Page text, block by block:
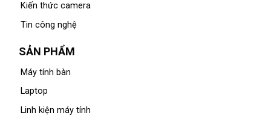
Kiến thức camera
Tin công nghệ
SẢN PHẨM
Máy tính bàn
Laptop
Linh kiện máy tính